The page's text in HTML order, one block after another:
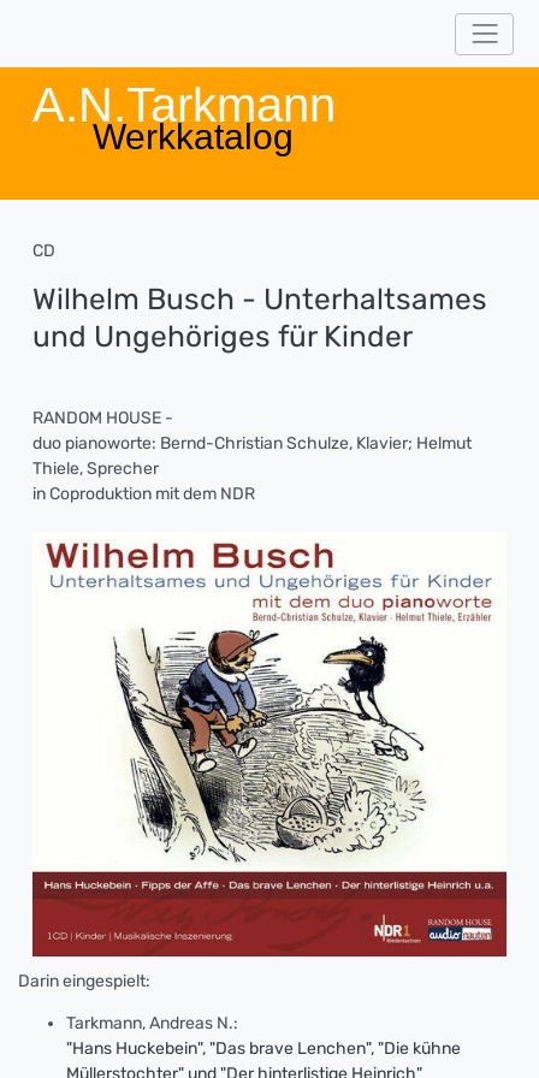
A.N.Tarkmann
Werkkatalog
CD
Wilhelm Busch - Unterhaltsames
und Ungehöriges für Kinder
RANDOM HOUSE -
duo pianoworte: Bernd-Christian Schulze, Klavier; Helmut
Thiele, Sprecher
in Coproduktion mit dem NDR
Darin eingespielt:
Tarkmann, Andreas N.:
"Hans Huckebein", "Das brave Lenchen", "Die kühne